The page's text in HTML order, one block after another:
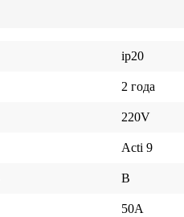
ip20
2 года
220V
Acti 9
B
50A